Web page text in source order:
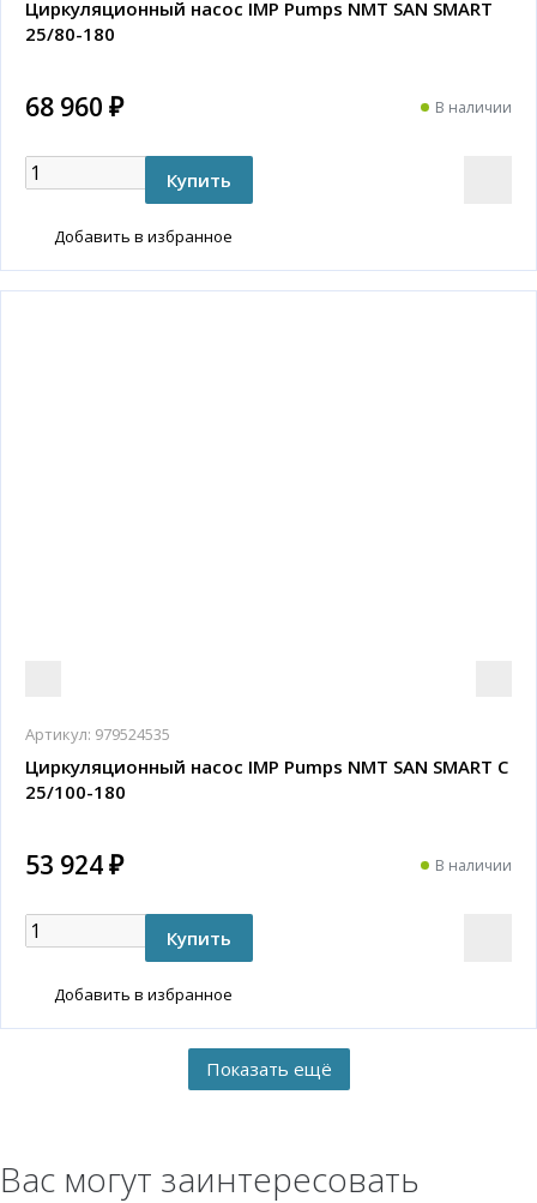
Циркуляционный насос IMP Pumps NMT SAN SMART
25/80-180
68 960 ₽ В наличии
Добавить в избранное
Артикул: 979524535
Циркуляционный насос IMP Pumps NMT SAN SMART C
25/100-180
53 924 ₽ В наличии
Добавить в избранное
Вас могут заинтересовать